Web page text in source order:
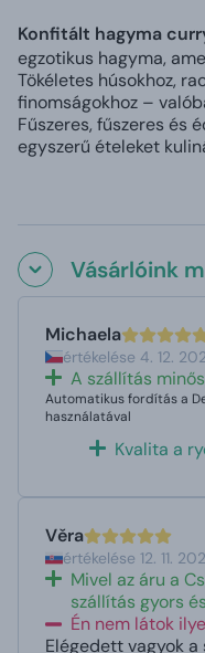
Konfitált hagyma
egzotikus hagyma,
Tökéletes húsokhoz,
finomságokhoz –
Fűszeres, fűszeres és
egyszerű ételeket
Vásárlóink
Michaela
értékelése 4. 12.
A szállítás
Automatikus fordítás a
használatával
Kvalita a
Věra
értékelése 12. 11.
Mivel az áru a
szállítás gyors
Én nem látok
Elégedett vagyok